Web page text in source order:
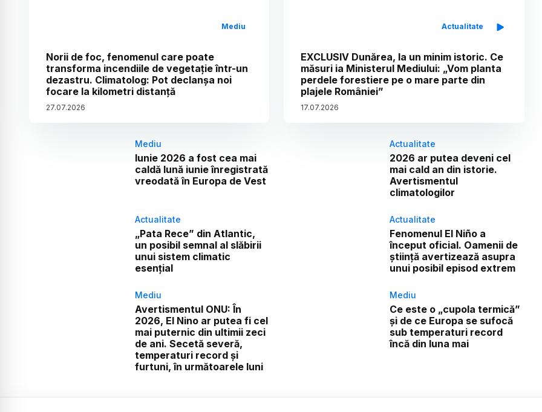
Mediu
Norii de foc, fenomenul care poate
transforma incendiile de vegetație într-un
dezastru. Climatolog: Pot declanșa noi
focare la kilometri distanță
27.07.2026
Actualitate
EXCLUSIV Dunărea, la un minim istoric. Ce
măsuri ia Ministerul Mediului: „Vom planta
perdele forestiere pe o mare parte din
plajele României”
17.07.2026
Mediu
Iunie 2026 a fost cea mai
caldă lună iunie înregistrată
vreodată în Europa de Vest
Actualitate
2026 ar putea deveni cel
mai cald an din istorie.
Avertismentul
climatologilor
Actualitate
„Pata Rece” din Atlantic,
un posibil semnal al slăbirii
unui sistem climatic
esențial
Actualitate
Fenomenul El Niño a
început oficial. Oamenii de
știință avertizează asupra
unui posibil episod extrem
Mediu
Avertismentul ONU: În
2026, El Nino ar putea fi cel
mai puternic din ultimii zeci
de ani. Secetă severă,
temperaturi record și
furtuni, în următoarele luni
Mediu
Ce este o „cupola termică”
și de ce Europa se sufocă
sub temperaturi record
încă din luna mai